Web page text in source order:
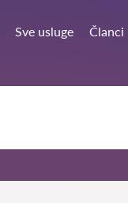
Sve usluge Članci